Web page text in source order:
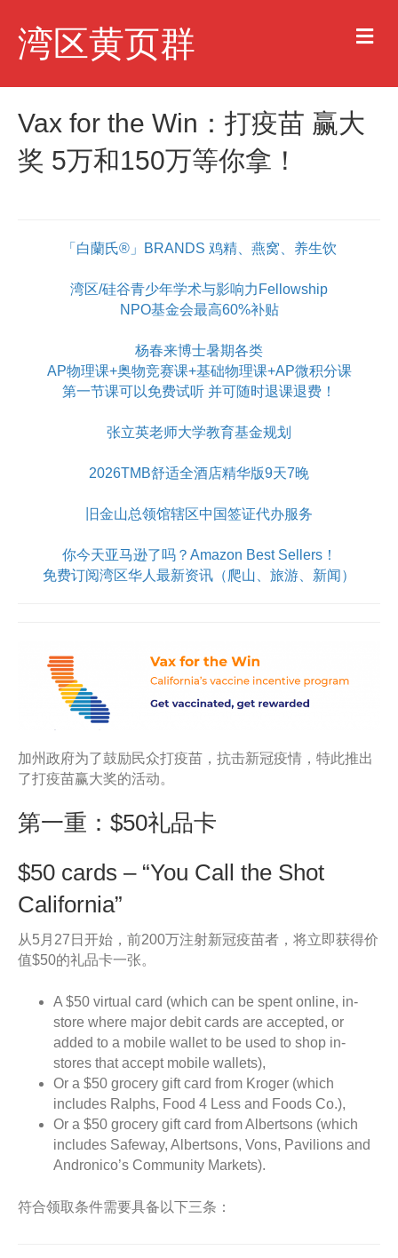
湾区黄页群 M
e
u
Vax for the Win：打疫苗 赢大
奖 5万和150万等你拿！
「白蘭氏®」BRANDS 鸡精、燕窝、养生饮
湾区/硅谷青少年学术与影响力Fellowship
NPO基金会最高60%补贴
杨春来博士暑期各类
AP物理课+奥物竞赛课+基础物理课+AP微积分课
第一节课可以免费试听 并可随时退课退费！
张立英老师大学教育基金规划
2026TMB舒适全酒店精华版9天7晚
旧金山总领馆辖区中国签证代办服务
你今天亚马逊了吗？Amazon Best Sellers！
免费订阅湾区华人最新资讯（爬山、旅游、新闻）
加州政府为了鼓励民众打疫苗，抗击新冠疫情，特此推出
了打疫苗赢大奖的活动。
第一重：$50礼品卡
$50 cards – “You Call the Shot
California”
从5月27日开始，前200万注射新冠疫苗者，将立即获得价
值$50的礼品卡一张。
A $50 virtual card (which can be spent online, in-
store where major debit cards are accepted, or
added to a mobile wallet to be used to shop in-
stores that accept mobile wallets),
Or a $50 grocery gift card from Kroger (which
includes Ralphs, Food 4 Less and Foods Co.),
Or a $50 grocery gift card from Albertsons (which
includes Safeway, Albertsons, Vons, Pavilions and
Andronico’s Community Markets).
符合领取条件需要具备以下三条：